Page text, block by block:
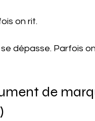
on rit.
dépasse. Parfois
de